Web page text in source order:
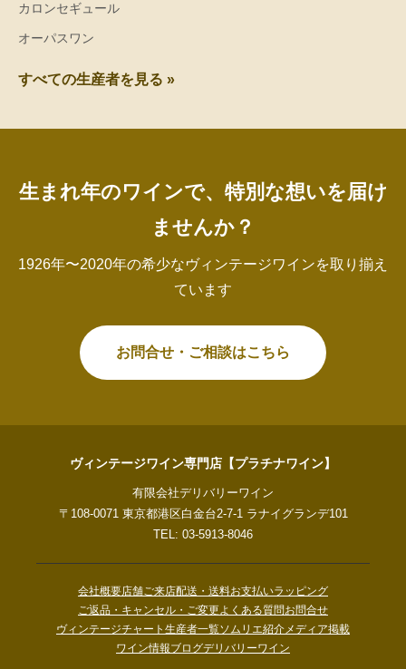
カロンセギュール
オーパスワン
すべての生産者を見る »
生まれ年のワインで、特別な想いを届け
ませんか？
1926年〜2020年の希少なヴィンテージワインを取り揃え
ています
お問合せ・ご相談はこちら
ヴィンテージワイン専門店【プラチナワイン】
有限会社デリバリーワイン
〒108-0071 東京都港区白金台2-7-1 ラナイグランデ101
TEL: 03-5913-8046
会社概要店舗ご来店配送・送料お支払いラッピング
ご返品・キャンセル・ご変更よくある質問お問合せ
ヴィンテージチャート 生産者一覧ソムリエ紹介メディア掲載
ワイン情報ブログデリバリーワイン